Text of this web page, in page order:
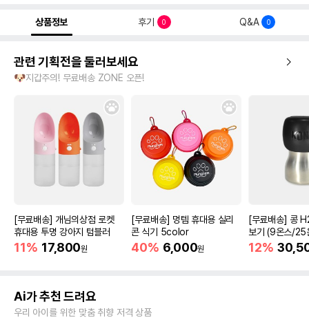
상품정보 후기 0 Q&A 0
관련 기획전을 둘러보세요
🐶지갑주의! 무료배송 ZONE 오픈!
[무료배송] 개님의상점 로켓
휴대용 투명 강아지 텀블러
11% 17,800원
[무료배송] 멍템 휴대용 실리
콘 식기 5color
40% 6,000원
[무료배송] 콩
보기 (9온스/25
12%
Ai가 추천 드려요
우리 아이를 위한 맞춤 취향 저격 상품